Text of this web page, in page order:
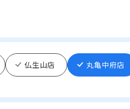
仏生山店 丸亀中府店